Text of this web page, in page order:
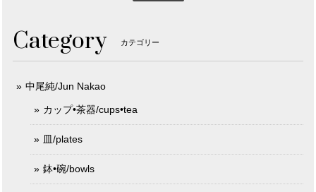
Category カテゴリー
中尾純/Jun Nakao
カップ•茶器/cups•tea
皿/plates
鉢•碗/bowls